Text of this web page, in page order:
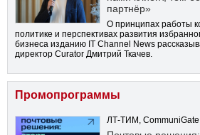
партнёр»
О принципах работы
политике и перспективах развития
бизнеса изданию IT Channel News
директор Curator Дмитрий Ткачев.
Промопрограммы
ЛТ-ТИМ,